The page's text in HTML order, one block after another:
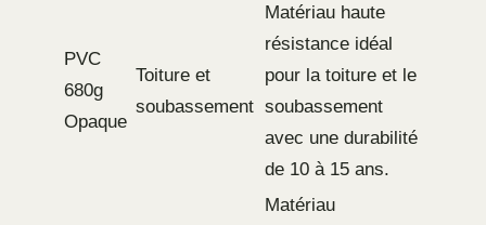
PVC
680g
Opaque
Toiture et
soubassement
Matériau haute
résistance idéal
pour la toiture et le
soubassement
avec une durabilité
de 10 à 15 ans.
Matériau